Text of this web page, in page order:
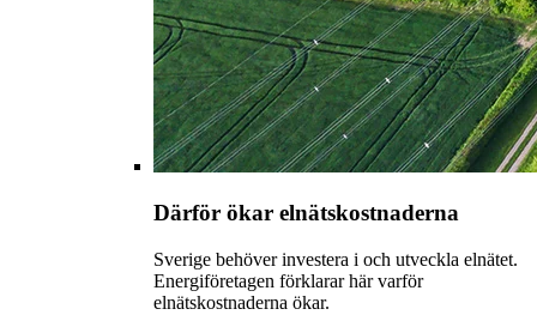
Därför ökar elnätskostnaderna
Sverige behöver investera i och utveckla elnätet.
Energiföretagen förklarar här varför
elnätskostnaderna ökar.